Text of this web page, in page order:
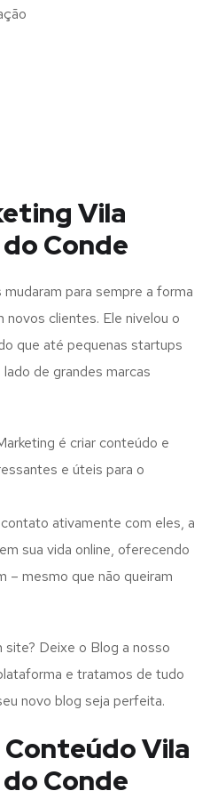
Vila
Conde
para sempre a forma
novos clientes. Ele nivelou o
que até pequenas startups
de grandes marcas
é criar conteúdo e
e úteis para o
ativamente com eles, a
sua vida online, oferecendo
– mesmo que não queiram
site? Deixe o Blog a nosso
e tratamos de tudo
novo blog seja perfeita.
Vila
Conde